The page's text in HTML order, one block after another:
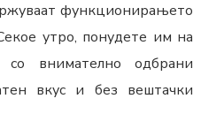
функционирањето
утро, понудете им на
внимателно одбрани
вкус и без вештачки